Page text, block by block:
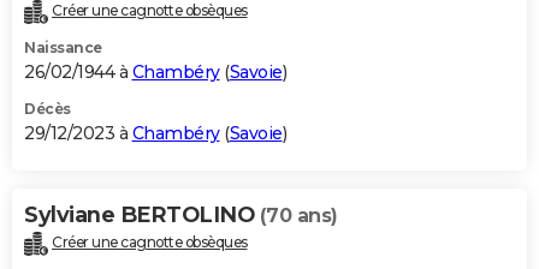
Créer une cagnotte obsèques
Naissance
26/02/1944 à Chambéry(Savoie)
Décès
29/12/2023 à Chambéry(Savoie)
Sylviane BERTOLINO (70 ans)
Créer une cagnotte obsèques